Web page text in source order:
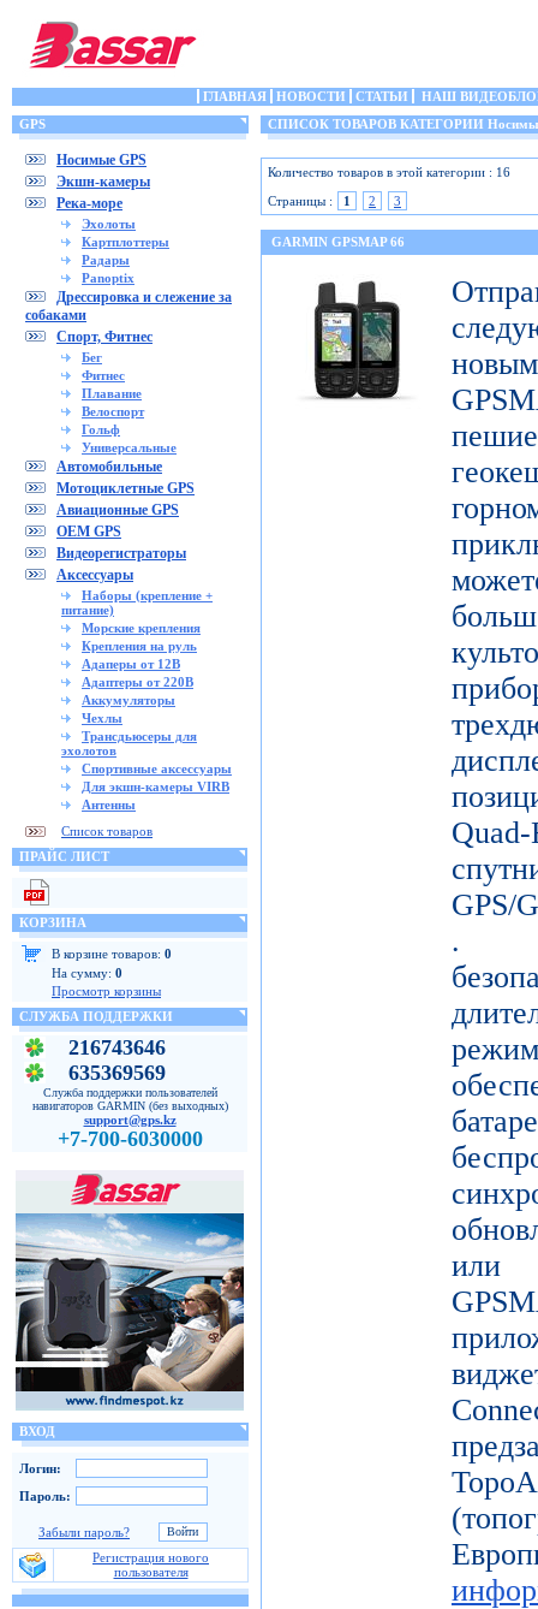
ГЛАВНАЯ НОВОСТИ СТАТЬИ
НАШ
GPS
Носимые GPS
Экшн-камеры
Река-море
Эхолоты
Картплоттеры
Радары
Panoptix
Дрессировка и слежение за
собаками
Спорт, Фитнес
Бег
Фитнес
Плавание
Велоспорт
Гольф
Универсальные
Автомобильные
Мотоциклетные GPS
Авиационные GPS
OEM GPS
Видеорегистраторы
Аксессуары
Наборы (крепление +
питание)
Морские крепления
Крепления на руль
Адаперы от 12В
Адаптеры от 220В
Аккумуляторы
Чехлы
Трансдьюсеры для
эхолотов
Спортивные аксессуары
Для экшн-камеры VIRB
Антенны
Список товаров
ПРАЙС ЛИСТ
КОРЗИНА
В корзине товаров: 0
На сумму: 0
Просмотр корзины
СЛУЖБА ПОДДЕРЖКИ
216743646
635369569
Служба поддержки пользователей
навигаторов GARMIN (без выходных)
support@gps.kz
+7-700-6030000
ВХОД
Логин:
Пароль:
Забыли пароль?
Регистрация нового
пользователя
СПИСОК ТОВАРОВ КАТЕГОРИИ
Количество товаров в этой категории : 16
Страницы :
1 2 3
GARMIN GPSMAP 66
GPS/
.
или